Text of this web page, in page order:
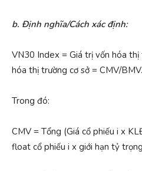
b. Định nghĩa/Cách xác định:
VN30 Index = Giá trị vốn hóa
hóa thị trường cơ sở = CMV/BMV.
Trong đó:
CMV = Tổng (Giá cổ phiếu i x
float cổ phiếu i x giới hạn tỷ